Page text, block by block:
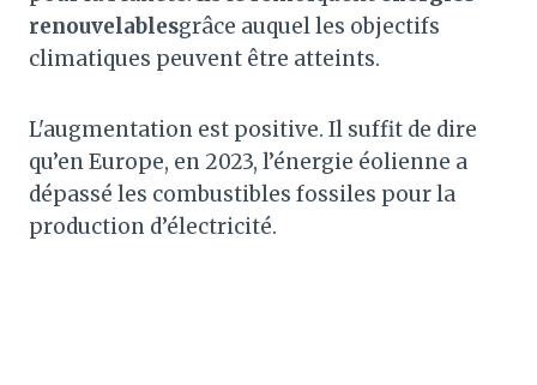
renouvelablesgrâce auquel les objectifs
climatiques peuvent être atteints.
L'augmentation est positive. Il suffit de dire
qu’en Europe, en 2023, l’énergie éolienne a
dépassé les combustibles fossiles pour la
production d’électricité.